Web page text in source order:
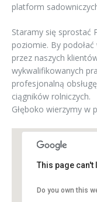
platform
Staramy się sprostać
poziomie. By
przez naszych
wykwalifikowanych
profesjonalną
ciągników rolniczych.
Głęboko wierzymy w
This page
Do you own this